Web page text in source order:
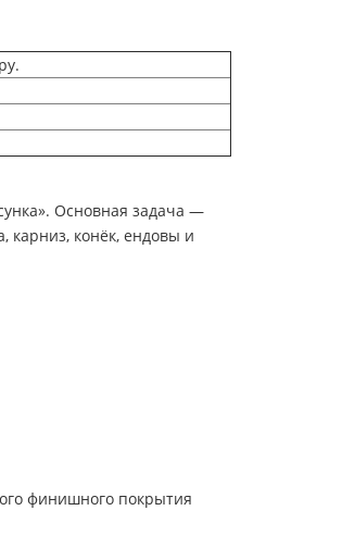
Основная задача —
карниз, конёк, ендовы и
финишного покрытия